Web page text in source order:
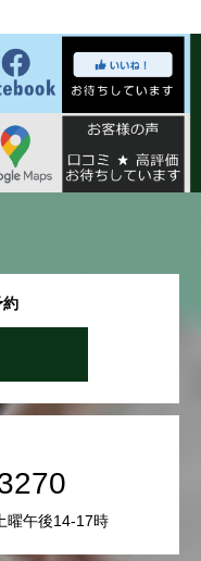
約
曜午後14-17時